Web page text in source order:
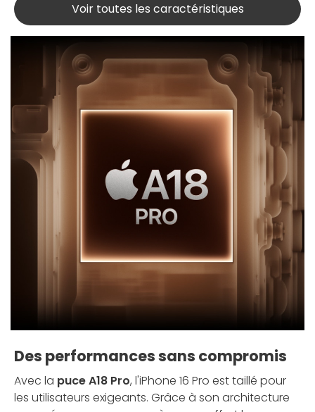
Voir toutes les caractéristiques
Des performances sans compromis
Avec la puce A18 Pro, l'iPhone 16 Pro est taillé pour
les utilisateurs exigeants. Grâce à son architecture